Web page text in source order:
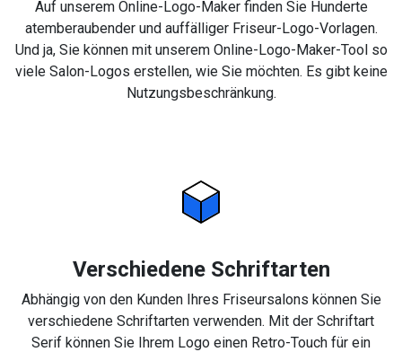
Auf unserem Online-Logo-Maker finden Sie Hunderte
atemberaubender und auffälliger Friseur-Logo-Vorlagen.
Und ja, Sie können mit unserem Online-Logo-Maker-Tool so
viele Salon-Logos erstellen, wie Sie möchten. Es gibt keine
Nutzungsbeschränkung.
Verschiedene Schriftarten
Abhängig von den Kunden Ihres Friseursalons können Sie
verschiedene Schriftarten verwenden. Mit der Schriftart
Serif können Sie Ihrem Logo einen Retro-Touch für ein